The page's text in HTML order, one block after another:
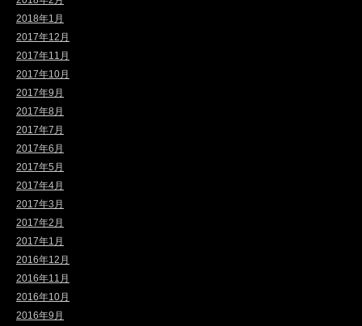
2018年1月
2017年12月
2017年11月
2017年10月
2017年9月
2017年8月
2017年7月
2017年6月
2017年5月
2017年4月
2017年3月
2017年2月
2017年1月
2016年12月
2016年11月
2016年10月
2016年9月